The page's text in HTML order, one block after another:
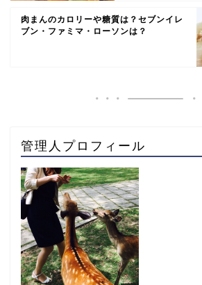
肉まんのカロリーや糖質は？セブンイレ
ブン・ファミマ・ローソンは？
管理人プロフィール